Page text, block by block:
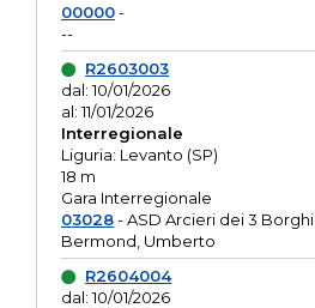
00000-
--
R2603003
dal: 10/01/2026
al: 11/01/2026
Interregionale
Liguria: Levanto (SP)
18 m
Gara Interregionale
03028- ASD Arcieri dei 3 Borghi
Bermond, Umberto
R2604004
dal: 10/01/2026